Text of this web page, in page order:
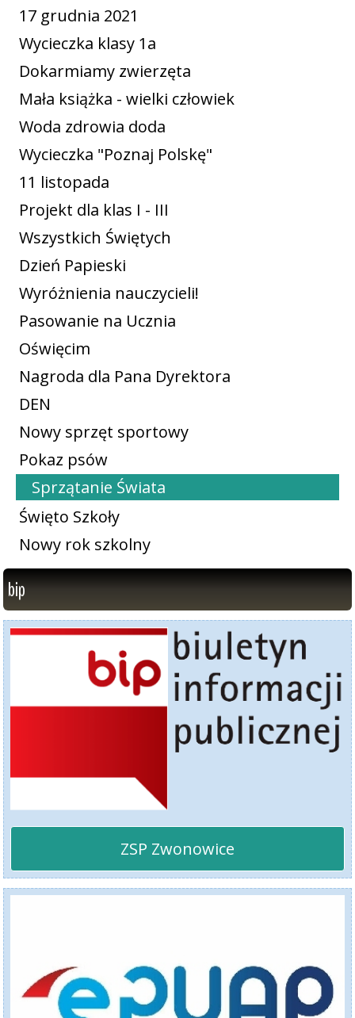
17 grudnia 2021
Wycieczka klasy 1a
Dokarmiamy zwierzęta
Mała książka - wielki człowiek
Woda zdrowia doda
Wycieczka "Poznaj Polskę"
11 listopada
Projekt dla klas I - III
Wszystkich Świętych
Dzień Papieski
Wyróżnienia nauczycieli!
Pasowanie na Ucznia
Oświęcim
Nagroda dla Pana Dyrektora
DEN
Nowy sprzęt sportowy
Pokaz psów
Sprzątanie Świata
Święto Szkoły
Nowy rok szkolny
bip
ZSP Zwonowice